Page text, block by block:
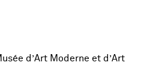
d’Art Moderne et d’Art